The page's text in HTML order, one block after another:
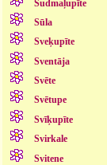
Sudmaļupīte
Sūla
Sveķupīte
Sventāja
Svēte
Svētupe
Svīķupīte
Svirkale
Svitene